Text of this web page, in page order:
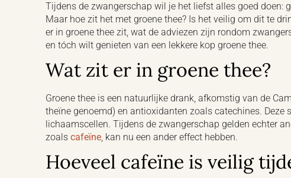
Tijdens de zwangerschap wil je het liefst alles goed doen:
Maar hoe zit het met groene thee? Is het veilig om dit te
er in groene thee zit, wat de adviezen zijn rondom
en tóch wilt genieten van een lekkere kop groene thee.
Wat zit er in groene thee?
Groene thee is een natuurlijke drank, afkomstig van de
theïne genoemd) en antioxidanten zoals catechines.
lichaamscellen. Tijdens de zwangerschap gelden echter
zoalscafeïne , kan nu een ander effect hebben.
Hoeveel cafeïne is veilig